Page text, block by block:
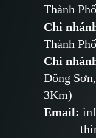
Thành
Chi
Thành
Chi
Đông
3Km)
Email: